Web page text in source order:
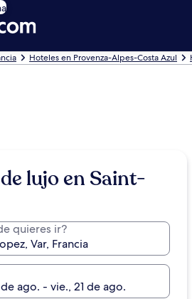
Hoteles en Provenza-Alpes-Costa Azul
lujo en Saint-
quieres ir?
ago. - vie., 21 de ago.